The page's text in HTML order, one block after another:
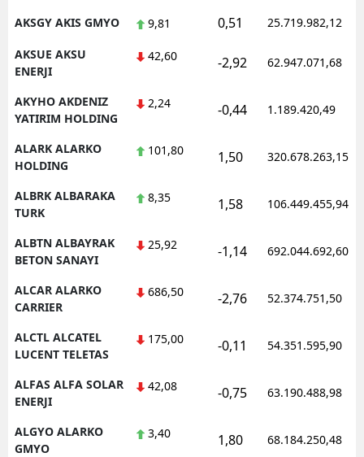
AKSGY AKIS GMYO 9,81 0,51 25.719.982,12
AKSUE AKSU
ENERJI
42,60 -2,92 62.947.071,68
AKYHO AKDENIZ
YATIRIM HOLDING
2,24 -0,44 1.189.420,49
ALARK ALARKO
HOLDING
101,80 1,50 320.678.263,15
ALBRK ALBARAKA
TURK
8,35 1,58 106.449.455,94
ALBTN ALBAYRAK
BETON SANAYI
25,92 -1,14 692.044.692,60
ALCAR ALARKO
CARRIER
686,50 -2,76 52.374.751,50
ALCTL ALCATEL
LUCENT TELETAS
175,00 -0,11 54.351.595,90
ALFAS ALFA SOLAR
ENERJI
42,08 -0,75 63.190.488,98
ALGYO ALARKO
GMYO
3,40 1,80 68.184.250,48